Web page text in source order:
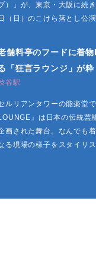
）」が、東京・大阪に続
（日）のこけら落とし公
舗料亭のフードに着
「狂言ラウンジ」が粋
谷駅
ルリアンタワーの能楽堂
』は日本の伝統芸
画された舞台。なんでも
る現場の様子をスタイリ